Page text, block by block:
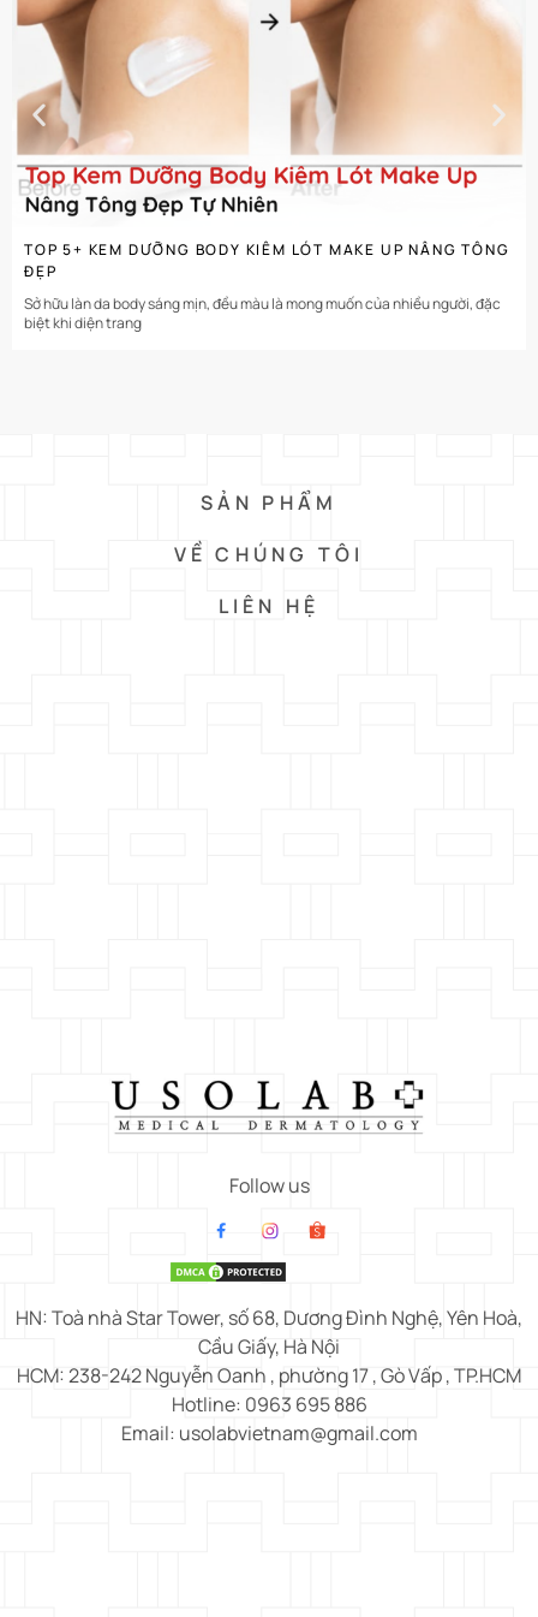
TOP 5+ KEM DƯỠNG BODY KIÊM LÓT MAKE UP NÂNG TÔNG
ĐẸP
Sở hữu làn da body sáng mịn, đều màu là mong muốn của nhiều người, đặc
biệt khi diện trang
SẢN PHẨM
VỀ CHÚNG TÔI
LIÊN HỆ
Follow us
HN: Toà nhà Star Tower, số 68, Dương Đình Nghệ, Yên Hoà,
Cầu Giấy, Hà Nội
HCM: 238-242 Nguyễn Oanh , phường 17 , Gò Vấp , TP.HCM
Hotline: 0963 695 886
Email: usolabvietnam@gmail.com